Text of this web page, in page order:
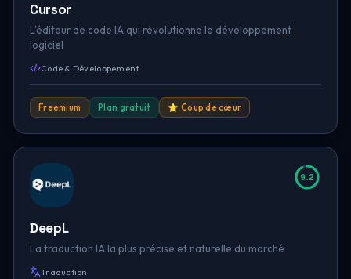
Cursor
L'éditeur de code IA qui révolutionne le développement
logiciel
Code & Développement
Freemium Plan gratuit ⭐ Coup de cœur
9.2
DeepL
La traduction IA la plus précise et naturelle du marché
Traduction